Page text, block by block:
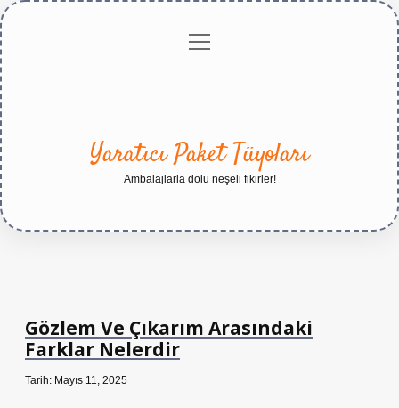
Gizlilikmenüyü
Yaratıcı Paket Tüyoları
Ambalajlarla dolu neşeli fikirler!
Gözlem Ve Çıkarım Arasındaki
Farklar Nelerdir
Tarih: Mayıs 11, 2025